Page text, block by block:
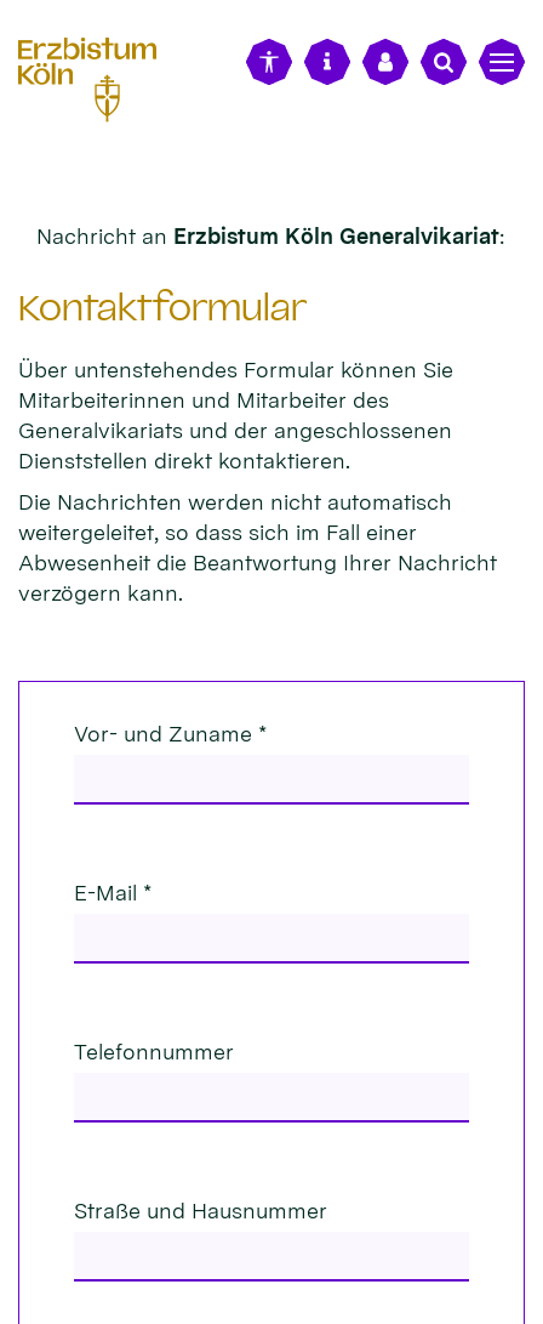
Nachricht an Erzbistum Köln Generalvikariat:
Kontaktformular
Über untenstehendes Formular können Sie
Mitarbeiterinnen und Mitarbeiter des
Generalvikariats und der angeschlossenen
Dienststellen direkt kontaktieren.
Die Nachrichten werden nicht automatisch
weitergeleitet, so dass sich im Fall einer
Abwesenheit die Beantwortung Ihrer Nachricht
verzögern kann.
Vor- und Zuname *
E-Mail *
Telefonnummer
Straße und Hausnummer